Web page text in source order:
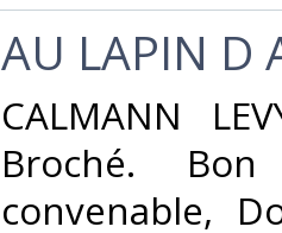
‎AU LAPIN D
‎CALMANN
Broché.
convenable,